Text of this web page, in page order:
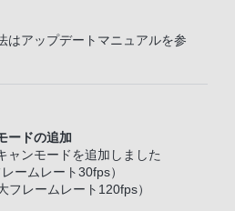
はアップデートマニュアルを参
ードの追加
ャンモードを追加しました
ームレート30fps）
フレームレート120fps）